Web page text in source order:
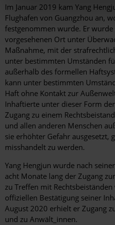
Im Januar 2019 kam Yang
Flughafen von Guangzhou an,
festgenommen wurde. Er
vorgesehenen Ort unter
Maßnahme, mit der
unter bestimmten Umständen
außerhalb des formellen
kann unter bestimmten
Haft ohne Kontakt zur
Inhaftierte unter dieser Form
Zugang zu einem
und allen anderen Menschen
sie erhöhter Gefahr ausgesetzt,
misshandelt zu werden.
Yang Hengjun wurde nach
acht Monate lang der Zugang
zu Treffen mit
offiziellen Bestätigung seiner
August 2020 erhielt er Zugang
und zu Anwält_innen.